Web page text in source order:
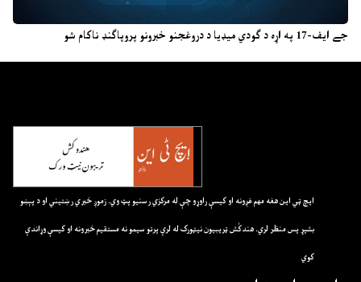
جے ایف-17 په اړه د ګودي میډیا د دروغجنو خبرونو پروپاګنډ ناکام شو
ايچ ټي اين هغه مهم غږونه او کيسې راوړو چې له مرکزي رسنيو پټ وي. زموږ خبري رښتيني او د پېښو
بشپړ پس منظر لري. هندکُش ټريبيون نيټورک له لرې پرتو سيمو نه مستقيم خبرونه او کيسې وړاندې
کوي